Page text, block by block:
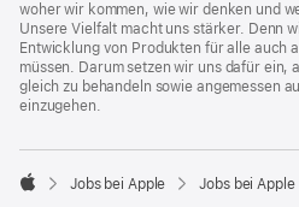
woher wir kommen, wie wir denken und
Unsere Vielfalt macht uns stärker. Denn
Entwicklung von Produkten für alle auch
müssen. Darum setzen wir uns dafür ein,
gleich zu behandeln sowie angemessen
einzugehen.

Jobs bei Apple Jobs bei Apple